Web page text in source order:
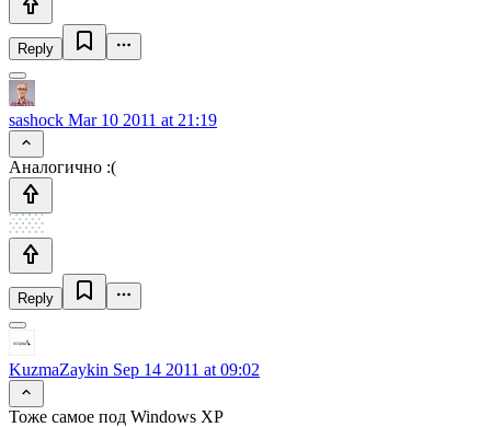
Reply
sashock Mar 10 2011 at 21:19
Аналогично :(
Reply
KuzmaZaykin Sep 14 2011 at 09:02
Тоже самое под Windows XP